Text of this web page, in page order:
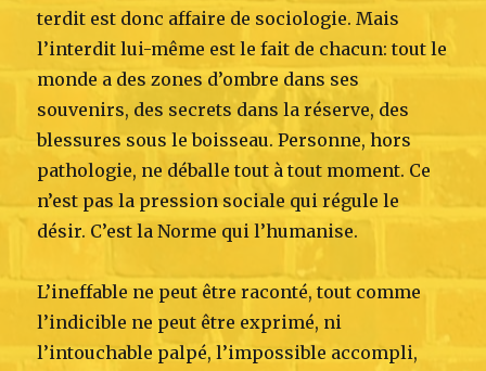
terdit est donc affaire de sociologie. Mais
l’interdit lui-même est le fait de chacun: tout le
monde a des zones d’ombre dans ses
souvenirs, des secrets dans la réserve, des
blessures sous le boisseau. Personne, hors
pathologie, ne déballe tout à tout moment. Ce
n’est pas la pression sociale qui régule le
désir. C’est la Norme qui l’humanise.
L’ineffable ne peut être raconté, tout comme
l’indicible ne peut être exprimé, ni
l’intouchable palpé, l’impossible accompli,